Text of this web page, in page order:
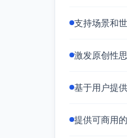
薇安
高潮：
追逐
5. 场
支持场景和
激发原创性
基于用户提
提供可商用